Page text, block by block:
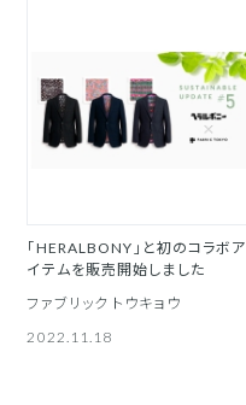
「HERALBONY」と初のコラボア
イテムを販売開始しました
ファブリック トウキョウ
2022.11.18